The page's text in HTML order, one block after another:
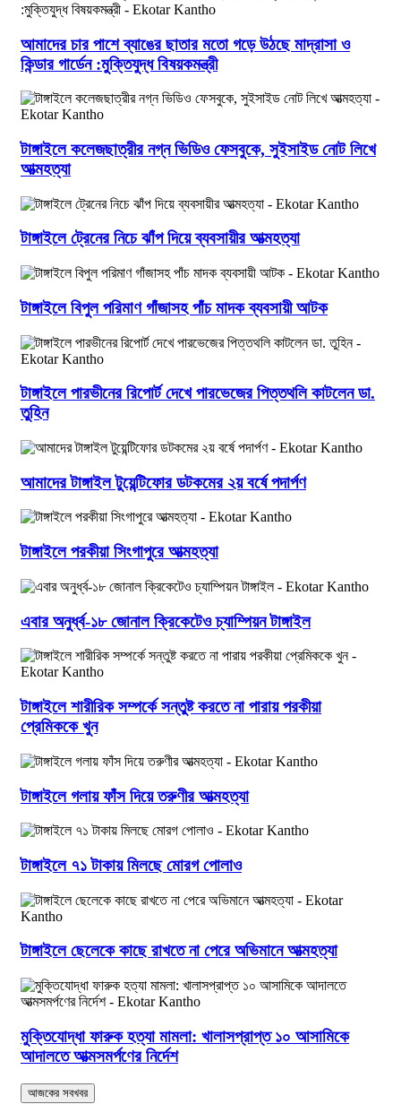
আমাদের চার পাশে ব্যাঙের ছাতার মতো গড়ে উঠছে মাদ্রাসা ও
কিন্ডার গার্ডেন :মুক্তিযুদ্ধ বিষয়কমন্ত্রী
টাঙ্গাইলে কলেজছাত্রীর নগ্ন ভিডিও ফেসবুকে, সুইসাইড নোট লিখে
আত্মহত্যা
টাঙ্গাইলে ট্রেনের নিচে ঝাঁপ দিয়ে ব্যবসায়ীর আত্মহত্যা
টাঙ্গাইলে বিপুল পরিমাণ গাঁজাসহ পাঁচ মাদক ব্যবসায়ী আটক
টাঙ্গাইলে পারভীনের রিপোর্ট দেখে পারভেজের পিত্তথলি কাটলেন ডা.
তুহিন
আমাদের টাঙ্গাইল টুয়েন্টিফোর ডটকমের ২য় বর্ষে পদার্পণ
টাঙ্গাইলে পরকীয়া সিংগাপুরে আত্মহত্যা
এবার অনুর্ধ্ব-১৮ জোনাল ক্রিকেটেও চ্যাম্পিয়ন টাঙ্গাইল
টাঙ্গাইলে শারীরিক সম্পর্কে সন্তুষ্ট করতে না পারায় পরকীয়া
প্রেমিককে খুন
টাঙ্গাইলে গলায় ফাঁস দিয়ে তরুণীর আত্মহত্যা
টাঙ্গাইলে ৭১ টাকায় মিলছে মোরগ পোলাও
টাঙ্গাইলে ছেলেকে কাছে রাখতে না পেরে অভিমানে আত্মহত্যা
মুক্তিযোদ্ধা ফারুক হত্যা মামলা: খালাসপ্রাপ্ত ১০ আসামিকে
আদালতে আত্মসমর্পণের নির্দেশ